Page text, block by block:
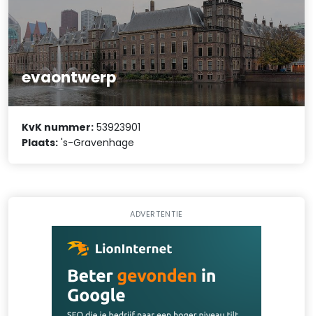
evaontwerp
KvK nummer: 53923901
Plaats: 's-Gravenhage
ADVERTENTIE